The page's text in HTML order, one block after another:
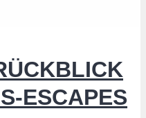
ESCAPES